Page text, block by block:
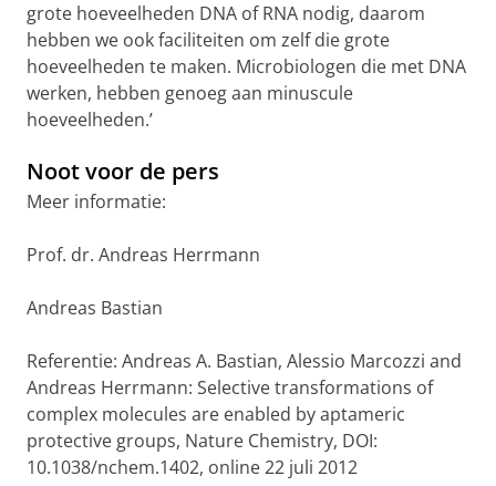
grote hoeveelheden DNA of RNA nodig, daarom
hebben we ook faciliteiten om zelf die grote
hoeveelheden te maken. Microbiologen die met DNA
werken, hebben genoeg aan minuscule
hoeveelheden.’
Noot voor de pers
Meer informatie:
Prof. dr. Andreas Herrmann
Andreas Bastian
Referentie: Andreas A. Bastian, Alessio Marcozzi and
Andreas Herrmann: Selective transformations of
complex molecules are enabled by aptameric
protective groups, Nature Chemistry, DOI:
10.1038/nchem.1402, online 22 juli 2012